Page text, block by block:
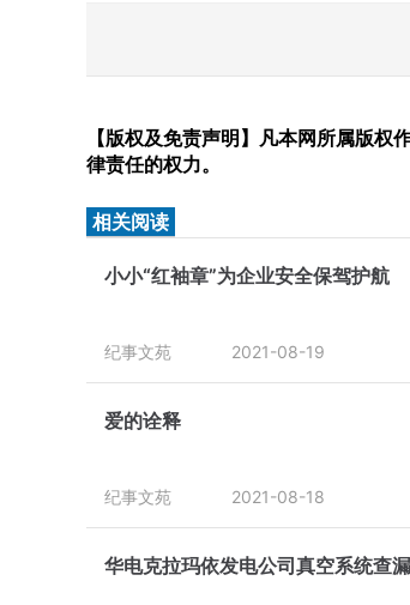
【版权及免责声明】凡本网所属版
律责任的权力。
相关阅读
小小“红袖章”为企业安全保驾护航
纪事文苑 2021-08-19
爱的诠释
纪事文苑 2021-08-18
华电克拉玛依发电公司真空系统查